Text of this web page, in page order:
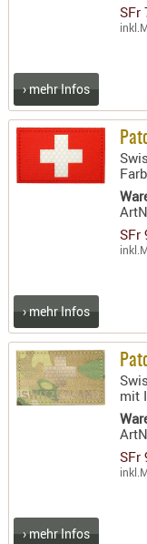
SFr
› mehr Infos
SFr
› mehr Infos
mit
SFr
› mehr Infos